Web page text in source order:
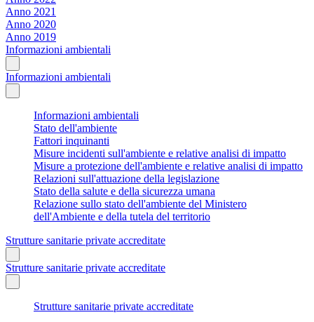
Anno 2021
Anno 2020
Anno 2019
Informazioni ambientali
Informazioni ambientali
Informazioni ambientali
Stato dell'ambiente
Fattori inquinanti
Misure incidenti sull'ambiente e relative analisi di impatto
Misure a protezione dell'ambiente e relative analisi di impatto
Relazioni sull'attuazione della legislazione
Stato della salute e della sicurezza umana
Relazione sullo stato dell'ambiente del Ministero
dell'Ambiente e della tutela del territorio
Strutture sanitarie private accreditate
Strutture sanitarie private accreditate
Strutture sanitarie private accreditate